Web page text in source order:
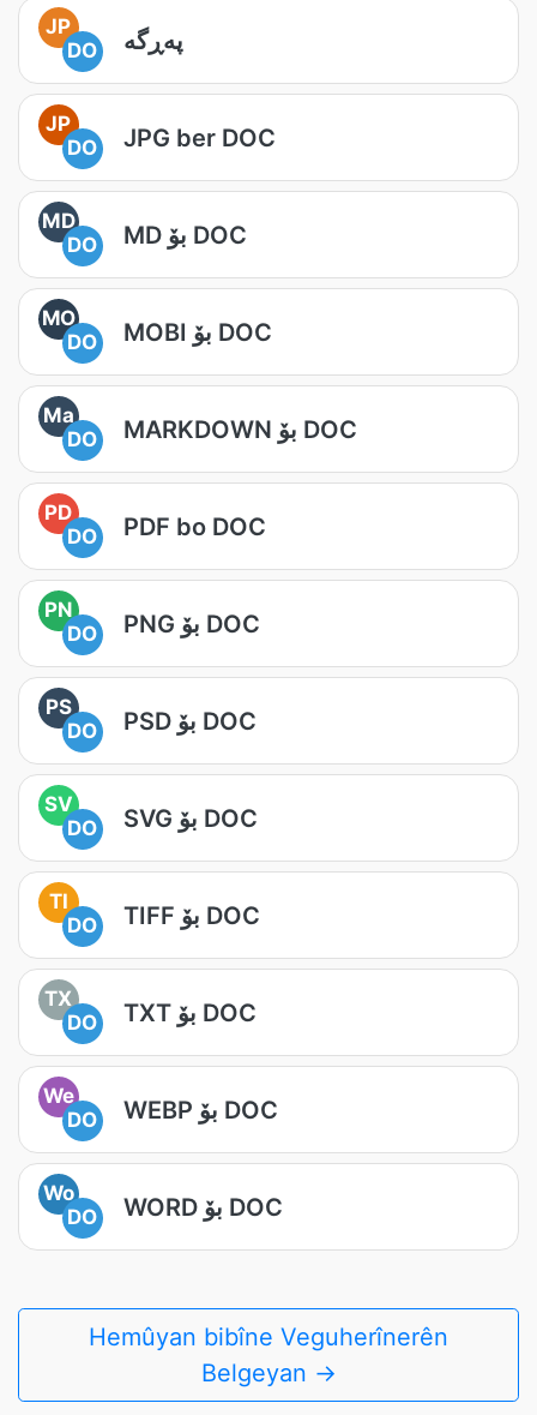
JP
DO
پەڕگە
JP
DO
JPG ber DOC
MD
DO
MD بۆ DOC
MO
DO
MOBI بۆ DOC
Ma
DO
MARKDOWN بۆ DOC
PD
DO
PDF bo DOC
PN
DO
PNG بۆ DOC
PS
DO
PSD بۆ DOC
SV
DO
SVG بۆ DOC
TI
DO
TIFF بۆ DOC
TX
DO
TXT بۆ DOC
We
DO
WEBP بۆ DOC
Wo
DO
WORD بۆ DOC
Hemûyan bibîne Veguherînerên
Belgeyan →